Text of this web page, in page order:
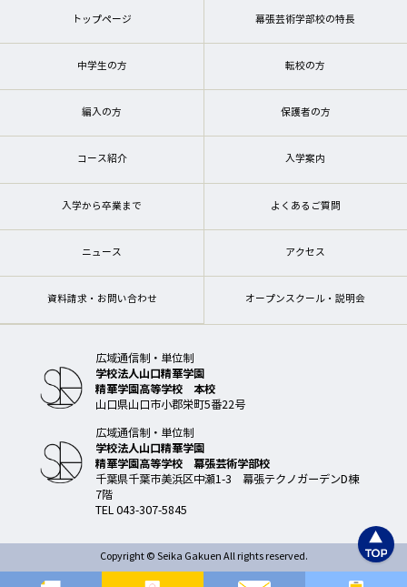
トップページ 幕張芸術学部校の特長
中学生の方 転校の方
編入の方 保護者の方
コース紹介 入学案内
入学から卒業まで よくあるご質問
ニュース アクセス
資料請求・お問い合わせ オープンスクール・説明会
広域通信制・単位制
学校法人山口精華学園
精華学園高等学校 本校
山口県山口市小郡栄町5番22号
広域通信制・単位制
学校法人山口精華学園
精華学園高等学校 幕張芸術学部校
千葉県千葉市美浜区中瀬1-3 幕張テクノガーデンD棟
7階
TEL 043-307-5845
Copyright © Seika Gakuen All rights reserved.